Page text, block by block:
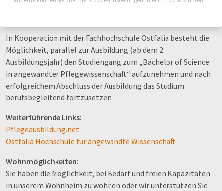
unserem Schulzentrum, welches sich auf unserem
In Kooperation mit der Fachhochschule Ostfalia besteht die
Möglichkeit, parallel zur Ausbildung (ab dem 2.
Ausbildungsjahr) den Studiengang zum „Bachelor of Science
in angewandter Pflegewissenschaft“ aufzunehmen und nach
erfolgreichem Abschluss der Ausbildung das Studium
berufsbegleitend fortzusetzen.
Weiterführende Links:
Pflegeausbildung.net
Ostfalia Hochschule für angewandte Wissenschaft
Wohnmöglichkeiten:
Sie haben die Möglichkeit, bei Bedarf und freien Kapazitäten
in unserem Wohnheim zu wohnen oder wir unterstützen Sie